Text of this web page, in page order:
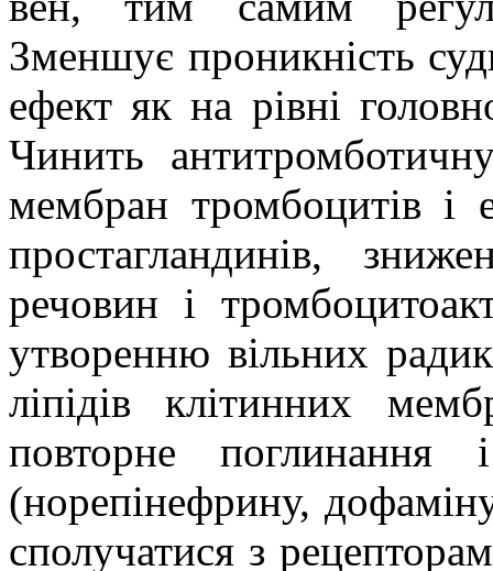
Зменшує проникність
ефект як на рівні
Чинить
мембран тромбоцитів і
простагландинів,
речовин і
утворенню вільних
ліпідів клітинних
повторне поглинання і
(норепінефрину,
сполучатися з